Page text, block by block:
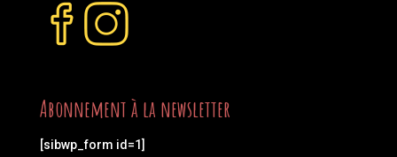
Abonnement à la newsletter
[sibwp_form id=1]